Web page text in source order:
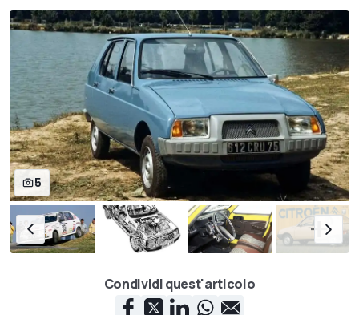
5
Condividi quest'articolo